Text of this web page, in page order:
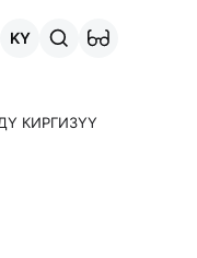
KY
КИРГИЗҮҮ